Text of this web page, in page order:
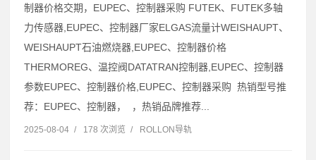
制器价格交期，EUPEC、控制器采购 FUTEK、FUTEK多轴
力传感器,EUPEC、控制器厂家ELGAS流量计WEISHAUPT、
WEISHAUPT石油燃烧器,EUPEC、控制器价格
THERMOREG、温控阀DATATRAN控制器,EUPEC、控制器
参数EUPEC、控制器价格,EUPEC、控制器采购 热销型号推
荐：EUPEC、控制器， ，热销品牌推荐...
2025-08-04 / 178 次浏览 / ROLLON导轨